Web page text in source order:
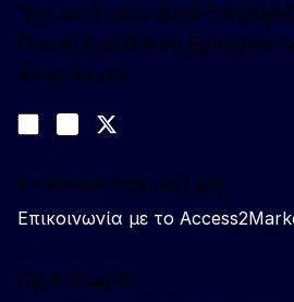
Τον ιστότοπο αυτό
Γενική Διεύθυνση Εμπορίου
Ασφάλειας
Join us on LinkedIn
Trade-Off podcast
Επικοινωνήστε μαζί μας
Επικοινωνία με το
Ποιοι είμαστε